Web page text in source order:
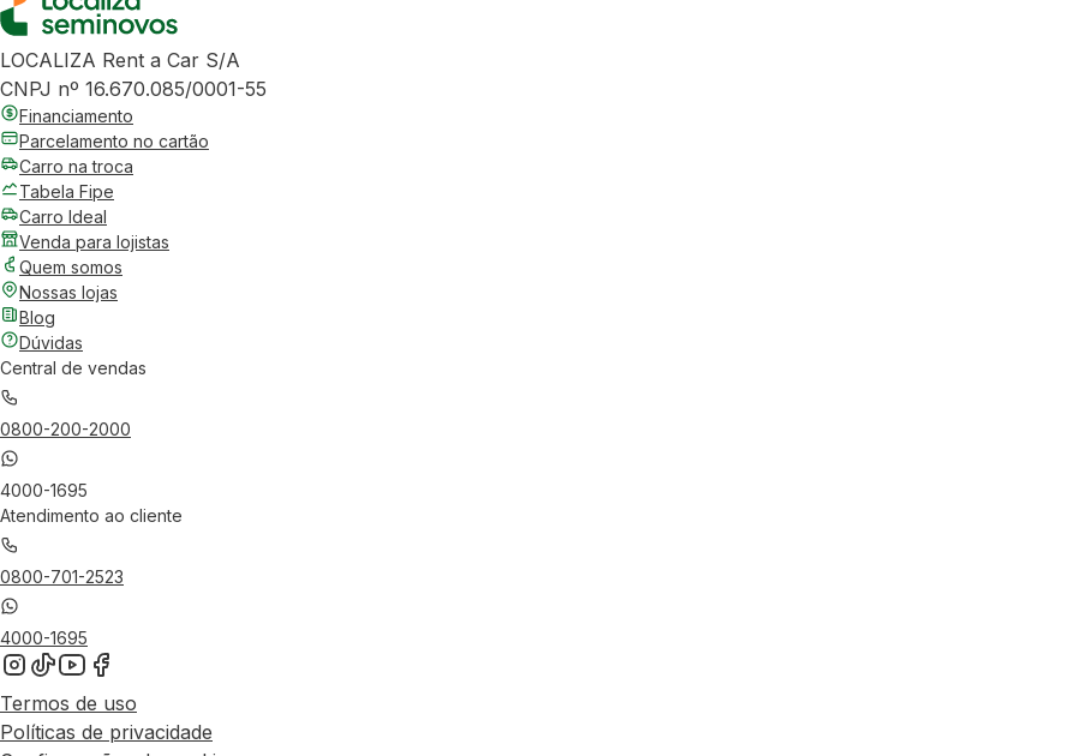
LOCALIZA Rent a Car S/A
CNPJ nº 16.670.085/0001-55
Financiamento
Parcelamento no cartão
Carro na troca
Tabela Fipe
Carro Ideal
Venda para lojistas
Quem somos
Nossas lojas
Blog
Dúvidas
Central de vendas
0800-200-2000
4000-1695
Atendimento ao cliente
0800-701-2523
4000-1695
Termos de uso
Políticas de privacidade